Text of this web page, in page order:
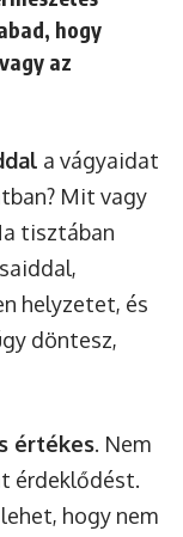
hogy
az
a vágyaidat
Mit vagy
tisztában
helyzetet, és
döntesz,
értékes. Nem
érdeklődést.
hogy nem